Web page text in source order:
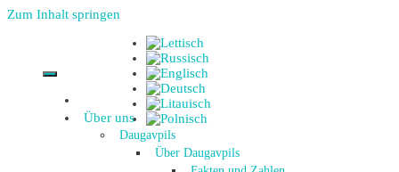
Zum Inhalt springen
Über uns
Daugavpils
Über Daugavpils